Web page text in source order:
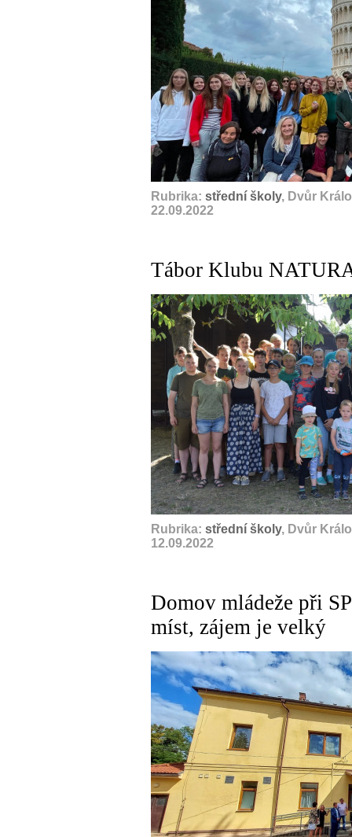
Rubrika: střední školy, Dvůr
22.09.2022
Tábor Klubu
Rubrika: střední školy, Dvůr
12.09.2022
Domov mládeže při
míst, zájem je velký